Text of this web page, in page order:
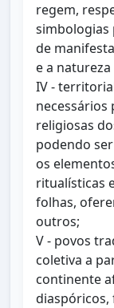
regem,
simbologias
de
e a
IV -
necessários
religiosas
podendo
os
ritualísticas
folhas,
outros;
V - povos
coletiva a
continente
diaspóricos,